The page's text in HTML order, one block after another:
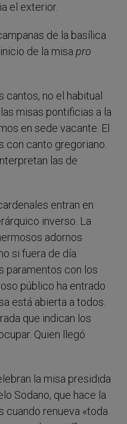
el exterior.
de la basílica
de la misa pro
cantos, no el habitual
misas pontificias a la
en sede vacante. El
con canto gregoriano.
las de
entran en
inverso. La
adornos
si fuera de día.
paramentos con los
público ha entrado
está abierta a todos.
que indican los
Quien llegó
la misa presidida
Sodano, que hace la
cuando renueva «toda